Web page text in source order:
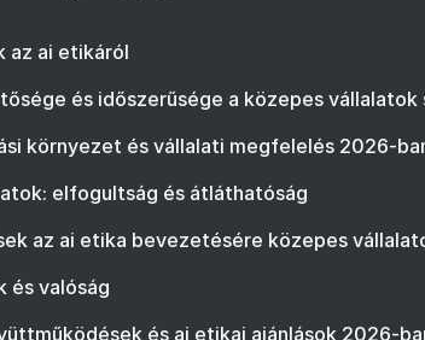
az ai etikáról
és időszerűsége a közepes vállalatok
környezet és vállalati megfelelés 2026-
elfogultság és átláthatóság
az ai etika bevezetésére közepes
és valóság
és ai etikai ajánlások 2026-